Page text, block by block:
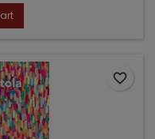
favorite_border